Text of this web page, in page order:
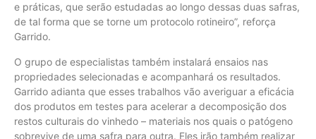
e práticas, que serão estudadas ao longo dessas duas safras,
de tal forma que se torne um protocolo rotineiro”, reforça
Garrido.
O grupo de especialistas também instalará ensaios nas
propriedades selecionadas e acompanhará os resultados.
Garrido adianta que esses trabalhos vão averiguar a eficácia
dos produtos em testes para acelerar a decomposição dos
restos culturais do vinhedo – materiais nos quais o patógeno
sobrevive de uma safra para outra. Eles irão também realizar